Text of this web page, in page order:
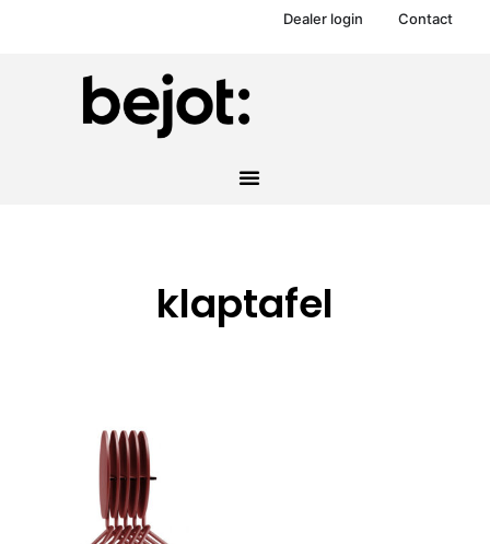
Dealer login Contact
klaptafel